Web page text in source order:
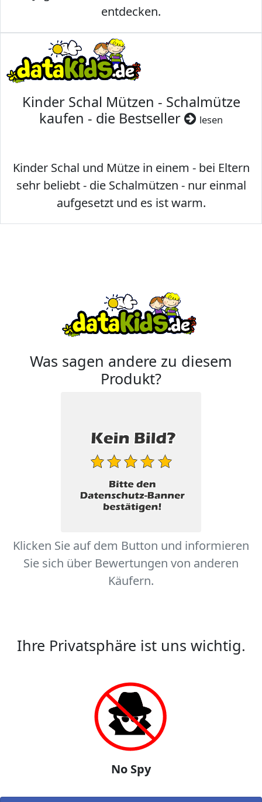
entdecken.
Kinder Schal Mützen - Schalmütze
kaufen - die Bestseller
lesen
Kinder Schal und Mütze in einem - bei Eltern
sehr beliebt - die Schalmützen - nur einmal
aufgesetzt und es ist warm.
Was sagen andere zu diesem
Produkt?
Klicken Sie auf dem Button und informieren
Sie sich über Bewertungen von anderen
Käufern.
Ihre Privatsphäre ist uns wichtig.
No Spy